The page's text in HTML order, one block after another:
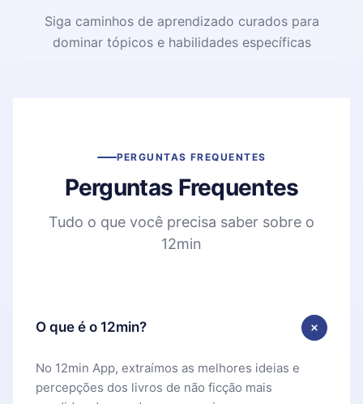
Siga caminhos de aprendizado curados para
dominar tópicos e habilidades específicas
PERGUNTAS FREQUENTES
Perguntas Frequentes
Tudo o que você precisa saber sobre o
12min
O que é o 12min?
No 12min App, extraímos as melhores ideias e
percepções dos livros de não ficção mais